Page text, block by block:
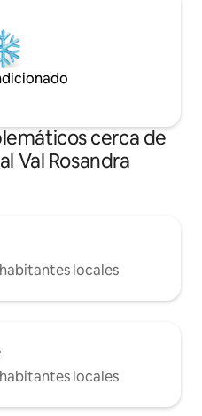
cerca de
Val Rosandra
locales
locales